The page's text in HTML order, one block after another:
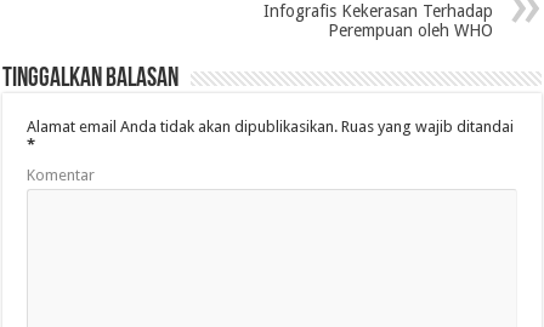
Infografis Kekerasan Terhadap
Perempuan oleh WHO
Tinggalkan Balasan
Alamat email Anda tidak akan dipublikasikan. Ruas yang wajib ditandai
*
Komentar